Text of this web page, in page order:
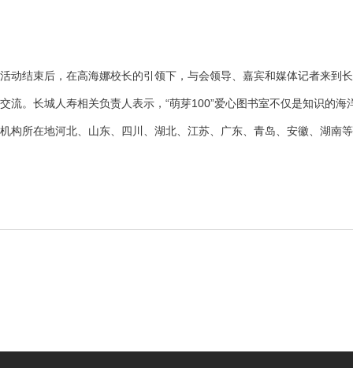
活动结束后，在高海娜校长的引领下，与会领导、嘉宾和媒体记者来到
交流。长城人寿相关负责人表示，“萌芽100”爱心图书室不仅是知识的
机构所在地河北、山东、四川、湖北、江苏、广东、青岛、安徽、湖南